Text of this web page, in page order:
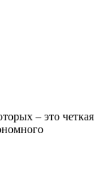
– это четкая